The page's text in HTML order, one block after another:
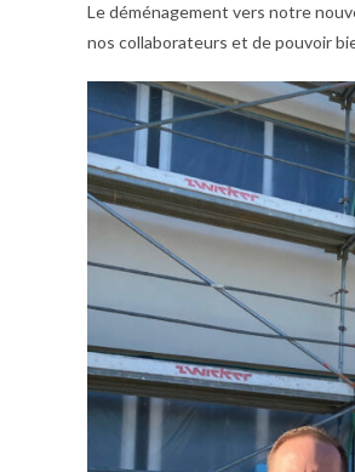
Le déménagement vers notre
nos collaborateurs et de pouvoir